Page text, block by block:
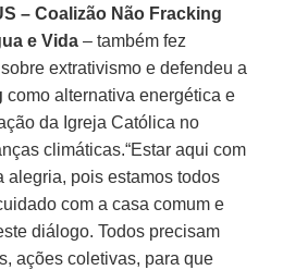
– Coalizão Não Fracking
e Vida – também fez
extrativismo e defendeu a
como alternativa energética e
da Igreja Católica no
climáticas.“Estar aqui com
alegria, pois estamos todos
com a casa comum e
diálogo. Todos precisam
ações coletivas, para que